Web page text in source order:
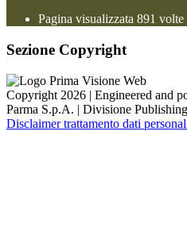
Pagina visualizzata 891 volte
Sezione Copyright
Copyright 2026 | Engineered and
Parma S.p.A. | Divisione
Disclaimer trattamento dati